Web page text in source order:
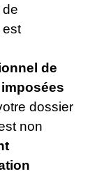
est
de
dossier
non